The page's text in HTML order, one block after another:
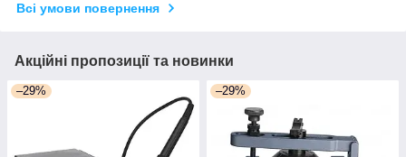
Всі умови повернення
Акційні пропозиції та новинки
–29% –29%